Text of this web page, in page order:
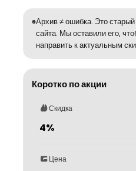
Архив ≠ ошибка. Это
сайта. Мы оставили его,
направить к актуальным
Коротко по акции
Скидка
4%
Цена